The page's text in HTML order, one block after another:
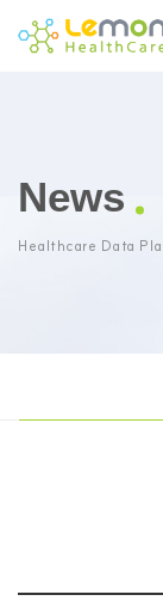
News
Healthcare Data